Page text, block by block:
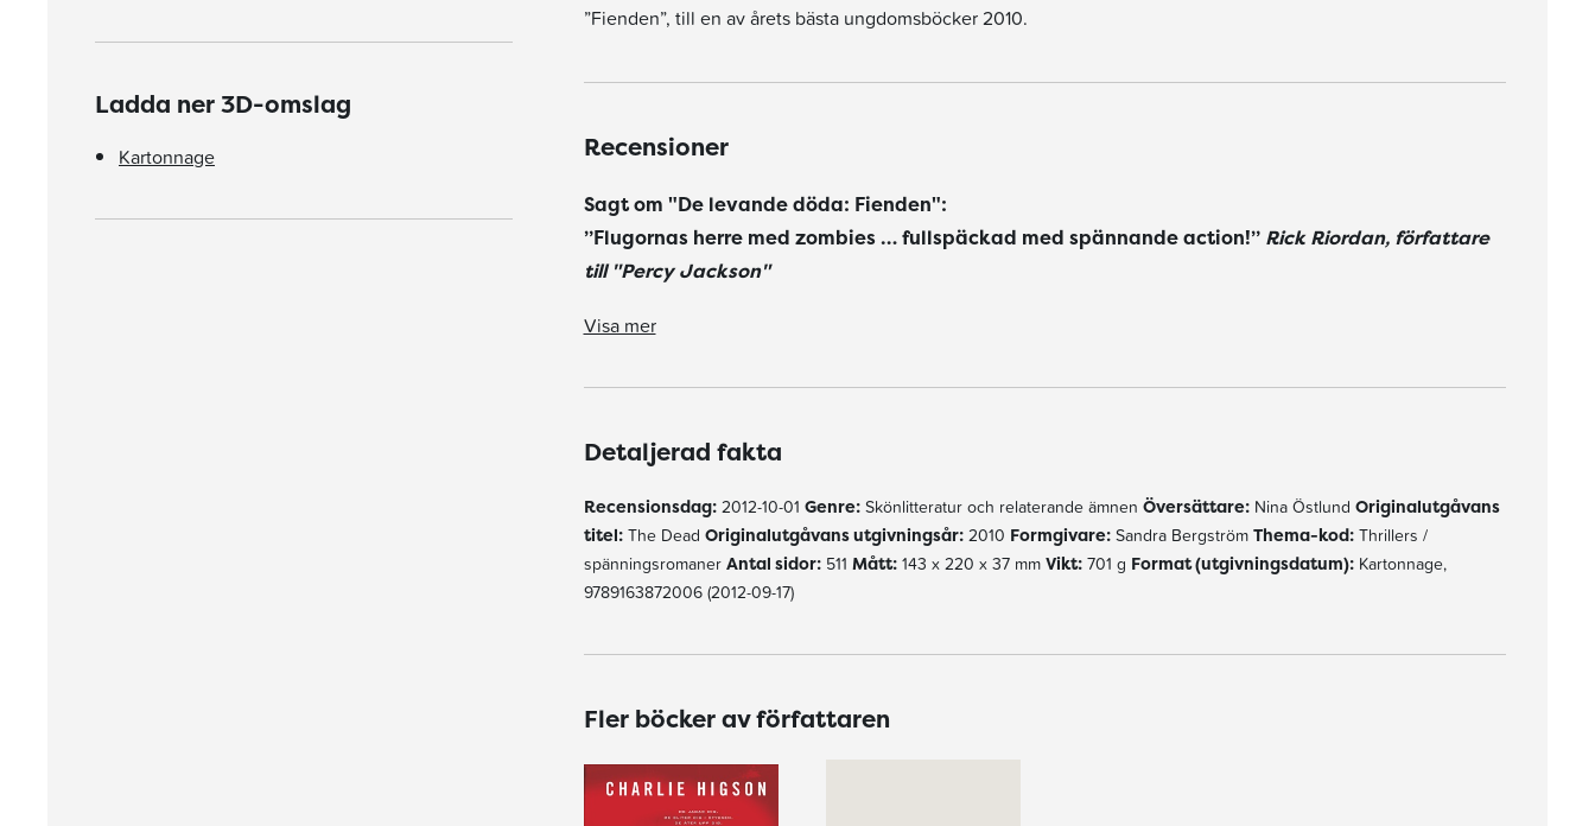
Ladda ner 3D-omslag
Kartonnage
”Fienden”, till en av årets bästa ungdomsböcker 2010.
Recensioner
Sagt om "De levande döda: Fienden":
”Flugornas herre med zombies … fullspäckad med spännande action!” Rick Riordan, författare
till "Percy Jackson"
Visa mer
Detaljerad fakta
Recensionsdag:2012-10-01 Genre:Skönlitteratur och relaterande ämnen Översättare:Nina Östlund Originalutgåvans
titel:The Dead Originalutgåvans utgivningsår:2010 Formgivare:Sandra Bergström Thema-kod:Thrillers /
spänningsromaner Antal sidor:511 Mått:143 x 220 x 37 mm Vikt:701 g Format (utgivningsdatum):Kartonnage,
9789163872006 (2012-09-17)
Fler böcker av författaren